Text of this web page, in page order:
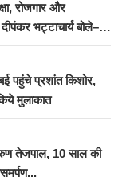
रोजगार और
भट्टाचार्य बोले–
पहुंचे प्रशांत किशोर,
मुलाकात
तेजपाल, 10 साल की